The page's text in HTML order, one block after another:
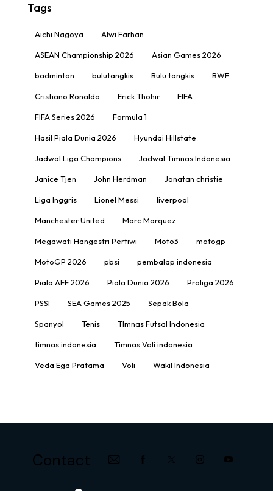
Tags
Aichi Nagoya Alwi Farhan
ASEAN Championship 2026 Asian Games 2026
badminton bulutangkis Bulu tangkis BWF
Cristiano Ronaldo Erick Thohir FIFA
FIFA Series 2026 Formula 1
Hasil Piala Dunia 2026 Hyundai Hillstate
Jadwal Liga Champions Jadwal Timnas Indonesia
Janice Tjen John Herdman Jonatan christie
Liga Inggris Lionel Messi liverpool
Manchester United Marc Marquez
Megawati Hangestri Pertiwi Moto3 motogp
MotoGP 2026 pbsi pembalap indonesia
Piala AFF 2026 Piala Dunia 2026 Proliga 2026
PSSI SEA Games 2025 Sepak Bola
Spanyol Tenis TImnas Futsal Indonesia
timnas indonesia Timnas Voli indonesia
Veda Ega Pratama Voli Wakil Indonesia
Contact